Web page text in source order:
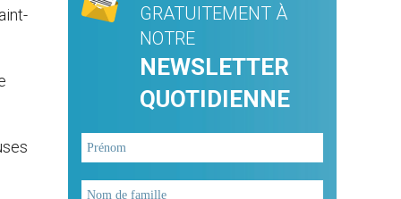
GRATUITEMENT À
NOTRE
NEWSLETTER
QUOTIDIENNE